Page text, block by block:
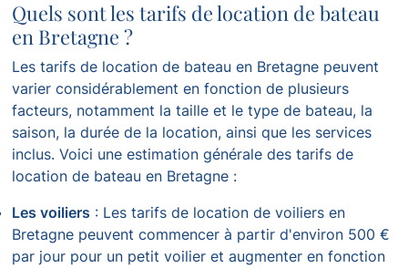
Quels sont les tarifs de location de bateau
en Bretagne ?
Les tarifs de location de bateau en Bretagne peuvent
varier considérablement en fonction de plusieurs
facteurs, notamment la taille et le type de bateau, la
saison, la durée de la location, ainsi que les services
inclus. Voici une estimation générale des tarifs de
location de bateau en Bretagne :
Les voiliers : Les tarifs de location de voiliers en
Bretagne peuvent commencer à partir d'environ 500 €
par jour pour un petit voilier et augmenter en fonction